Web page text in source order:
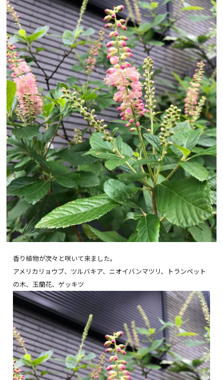
香り植物が次々と咲いて来ました。
アメリカリョウブ、ツルバキア、ニオイバンマツリ、トランペット
の木、玉蘭花、ゲッキツ